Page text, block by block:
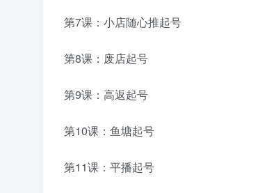
第7课：小店随心推起号
第8课：废店起号
第9课：高返起号
第10课：鱼塘起号
第11课：平播起号